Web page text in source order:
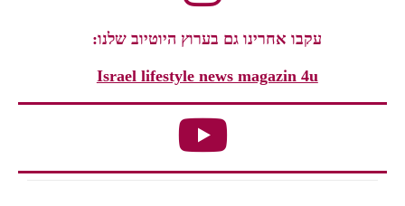
עקבו אחרינו גם בערוץ היוטיוב שלנו:
Israel lifestyle news magazin 4u